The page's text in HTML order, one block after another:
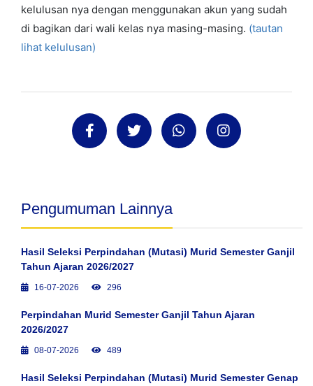
kelulusan nya dengan menggunakan akun yang sudah
di bagikan dari wali kelas nya masing-masing. (tautan
lihat kelulusan)
Pengumuman Lainnya
Hasil Seleksi Perpindahan (Mutasi) Murid Semester Ganjil
Tahun Ajaran 2026/2027
16-07-2026 296
Perpindahan Murid Semester Ganjil Tahun Ajaran
2026/2027
08-07-2026 489
Hasil Seleksi Perpindahan (Mutasi) Murid Semester Genap